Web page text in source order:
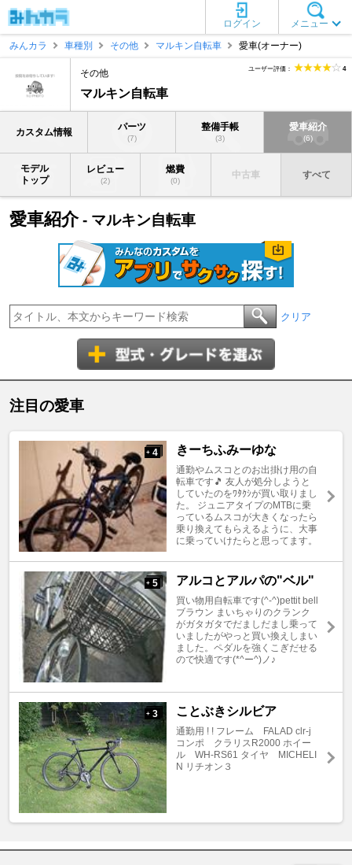
メニュー
ログイン
みんカラ
車種別 その他 マルキン自転車 愛車(オーナー)
その他
マルキン自転車
ユーザー評価： 4
カスタム情報 パーツ
(7)
整備手帳
(3)
愛車紹介
(6)
モデル
トップ
レビュー
(2)
燃費
(0)
中古車 すべて
愛車紹介- マルキン自転車
クリア
注目の愛車
+ 4 きーちふみーゆな
通勤やムスコとのお出掛け用の自
転車です🎵 友人が処分しようと
していたのをﾜﾀｸｼが買い取りまし
た。 ジュニアタイプのMTBに乗
っているムスコが大きくなったら
乗り換えてもらえるように、大事
に乗っていけたらと思ってます。
+ 5 アルコとアルパの"ベル"
買い物用自転車です(^-^)pettit bell
ブラウン まいちゃりのクランク
がガタガタでだましだまし乗って
いましたがやっと買い換えしまい
ました。ペダルを強くこぎだせる
ので快適です(*^ー^)ノ♪
+ 3 ことぶきシルビア
通勤用 ! ! フレーム FALAD clr-j
コンポ クラリスR2000 ホイー
ル WH-RS61 タイヤ MICHELI
N リチオン３